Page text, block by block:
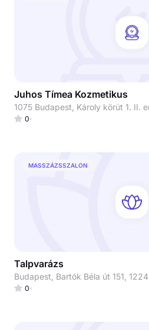
Juhos Tímea Kozmetikus
0
MASSZÁZSSZALON
Talpvarázs
Budapest, Bartók Béla út 151,
0